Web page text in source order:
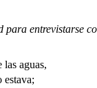
entrevistarse
las aguas,